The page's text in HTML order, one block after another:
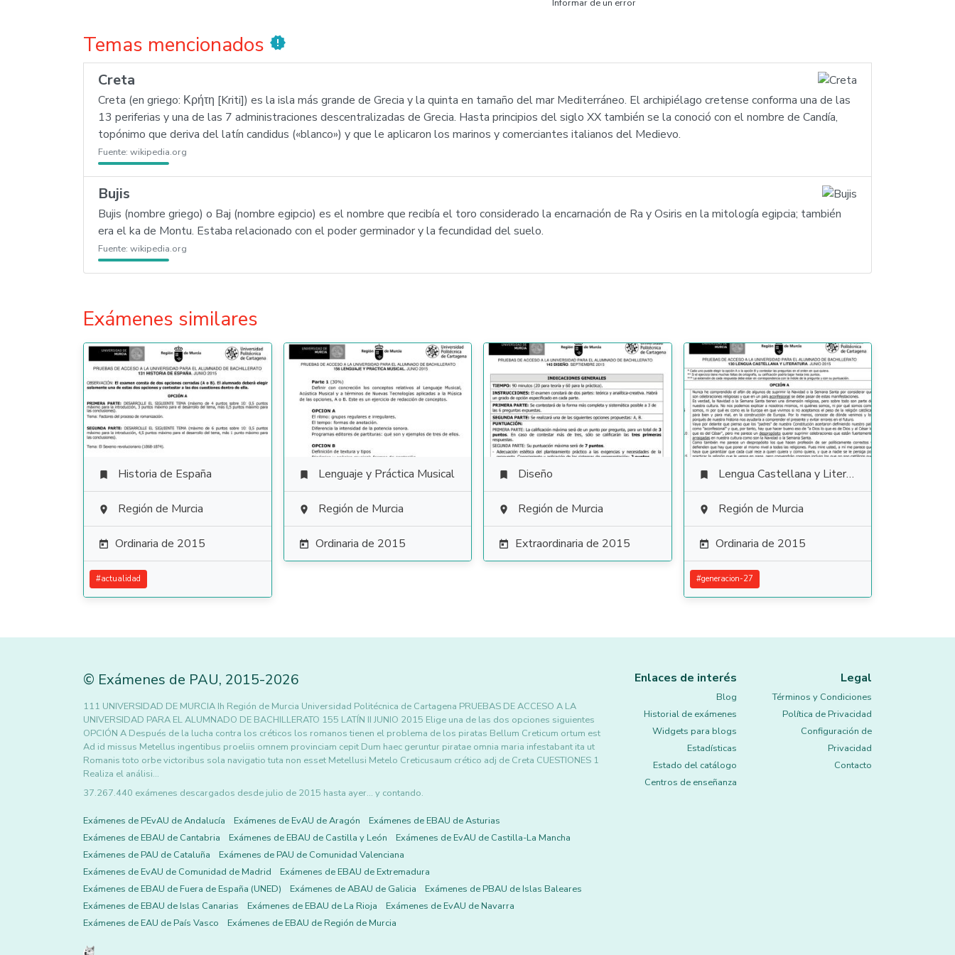
Informar de un error
Temas mencionados new_releases
Creta
Creta (en griego: Κρήτη [Kriti]) es la isla más grande de Grecia y la quinta en tamaño del mar Mediterráneo. El archipiélago cretense conforma una de las
13 periferias y una de las 7 administraciones descentralizadas de Grecia. Hasta principios del siglo XX también se la conoció con el nombre de Candía,
topónimo que deriva del latín candidus («blanco») y que le aplicaron los marinos y comerciantes italianos del Medievo.
Fuente: wikipedia.org
Bujis
Bujis (nombre griego) o Baj (nombre egipcio) es el nombre que recibía el toro considerado la encarnación de Ra y Osiris en la mitología egipcia; también
era el ka de Montu. Estaba relacionado con el poder germinador y la fecundidad del suelo.
Fuente: wikipedia.org
Exámenes similares
 Historia de España
 Región de Murcia
 Ordinaria de 2015
#actualidad
 Lenguaje y Práctica Musical
 Región de Murcia
 Ordinaria de 2015
 Diseño
 Región de Murcia
 Extraordinaria de 2015
 Lengua Castellana y Literatura
 Región de Murcia
 Ordinaria de 2015
#generacion-27
© Exámenes de PAU, 2015-2026
111 UNIVERSIDAD DE MURCIA Ih Región de Murcia Universidad Politécnica de Cartagena PRUEBAS DE ACCESO A LA
UNIVERSIDAD PARA EL ALUMNADO DE BACHILLERATO 155 LATÍN II JUNIO 2015 Elige una de las dos opciones siguientes
OPCIÓN A Después de la lucha contra los créticos los romanos tienen el problema de los piratas Bellum Creticum ortum est
Ad id missus Metellus ingentibus proeliis omnem provinciam cepit Dum haec geruntur piratae omnia maria infestabant ita ut
Romanis toto orbe victoribus sola navigatio tuta non esset Metellusi Metelo Creticusaum crético adj de Creta CUESTIONES 1
Realiza el análisi…
37.267.440 exámenes descargados desde julio de 2015 hasta ayer... y contando.
Exámenes de PEvAU de Andalucía Exámenes de EvAU de Aragón
Exámenes de EBAU de Asturias
Exámenes de EBAU de Cantabria
Exámenes de EBAU de Castilla y León
Exámenes de EvAU de Castilla-La Mancha
Exámenes de PAU de Cataluña
Exámenes de PAU de Comunidad Valenciana
Exámenes de EvAU de Comunidad de Madrid
Exámenes de EBAU de Extremadura
Exámenes de EBAU de Fuera de España (UNED)
Exámenes de ABAU de Galicia
Exámenes de PBAU de Islas Baleares
Exámenes de EBAU de Islas Canarias
Exámenes de EBAU de La Rioja
Exámenes de EvAU de Navarra
Exámenes de EAU de País Vasco
Exámenes de EBAU de Región de Murcia
Enlaces de interés
Blog
Historial de exámenes
Widgets para blogs
Estadísticas
Estado del catálogo
Centros de enseñanza
Legal
Términos y Condiciones
Política de Privacidad
Configuración de
Privacidad
Contacto